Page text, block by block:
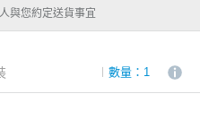
與您約定送貨事宜
數量：1